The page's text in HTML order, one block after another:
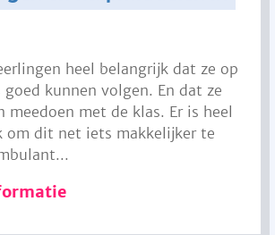
heel belangrijk dat ze op
goed kunnen volgen. En dat ze
meedoen met de klas. Er is heel
om dit net iets makkelijker te